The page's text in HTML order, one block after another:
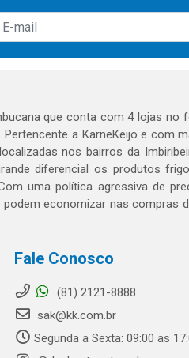
que conta com 4 lojas no
a KarneKeijo e com
nos bairros da
diferencial os produtos
uma política agressiva de
economizar nas compras
Fale Conosco
(81) 2121-8888
sak@kk.com.br
Segunda a Sexta: 09:00 as